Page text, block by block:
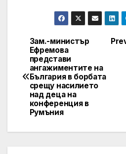
Post
navigation
Зам.-министър
Ефремова
представи
ангажиментите на
България в борбата
срещу насилието
над деца на
конференция в
Румъния